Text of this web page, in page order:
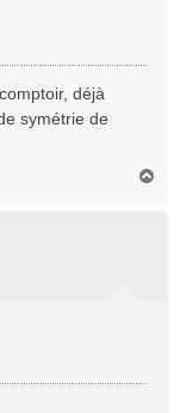
déjà
symétrie de